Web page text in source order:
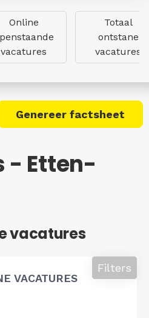
Online
vacatures
Totaal
ontstane
vacatures
Genereer factsheet
- Etten-
vacatures
VACATURES
Filters